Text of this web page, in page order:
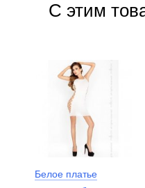
С этим
Белое платье